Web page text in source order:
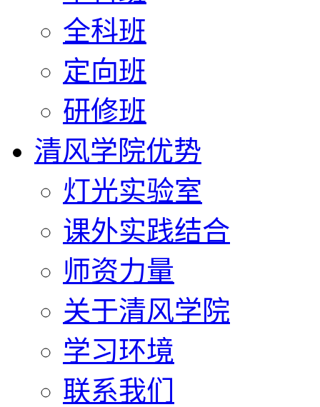
全科班
定向班
研修班
清风学院优势
灯光实验室
课外实践结合
师资力量
关于清风学院
学习环境
联系我们